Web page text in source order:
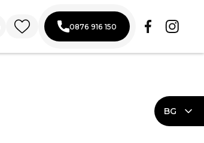
0876 916 150
BG